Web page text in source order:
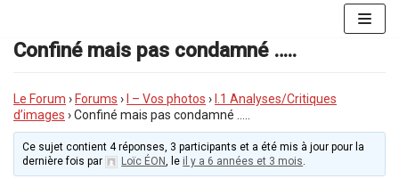
au
contenu
Confiné mais pas condamné …..
Le Forum › Forums › I – Vos photos ›
I.1 Analyses/Critiques
d’images ›Confiné mais pas condamné …..
Ce sujet contient 4 réponses, 3 participants et a été mis à jour pour la
dernière fois par
Loïc ÉON, le il y a 6 années et 3 mois.